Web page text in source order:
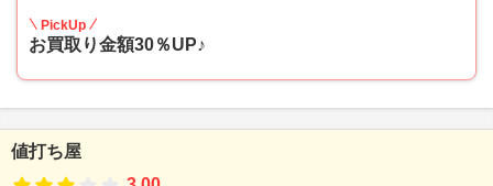
PickUp
お買取り金額30％UP♪
値打ち屋